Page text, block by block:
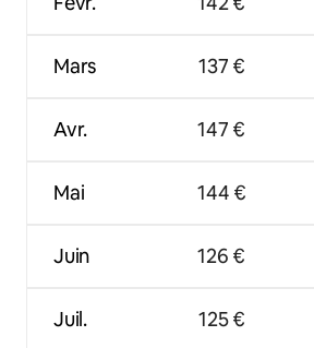
Mars
Avr.
Mai
Juin
Juil.
137 €
147 €
144 €
126 €
125 €